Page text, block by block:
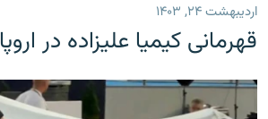
اردیبهشت ۲۴, ۱۴۰۳
قهرمانی کیمیا علیزاده در اروپا